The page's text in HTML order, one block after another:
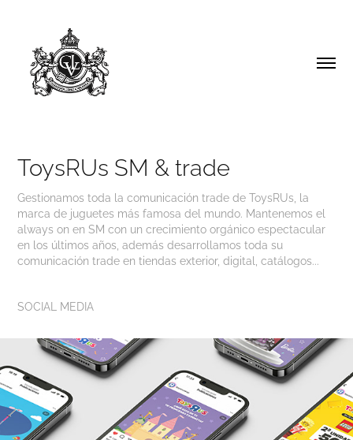
ToysRUs SM & trade
Gestionamos toda la comunicación trade de ToysRUs, la
marca de juguetes más famosa del mundo. Mantenemos el
always on en SM con un crecimiento orgánico espectacular
en los últimos años, además desarrollamos toda su
comunicación trade en tiendas exterior, digital, catálogos...
SOCIAL MEDIA